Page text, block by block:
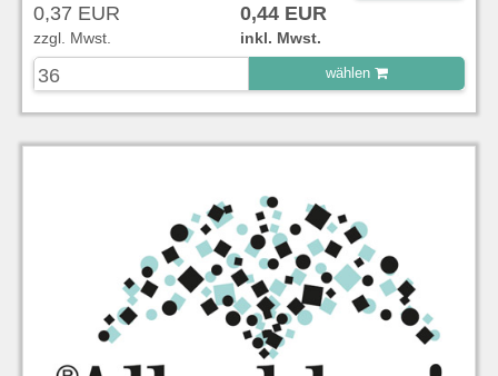
0,37 EUR 0,44 EUR
zzgl. Mwst. inkl. Mwst.
wählen
zu Warenkorb hinzugefügt.